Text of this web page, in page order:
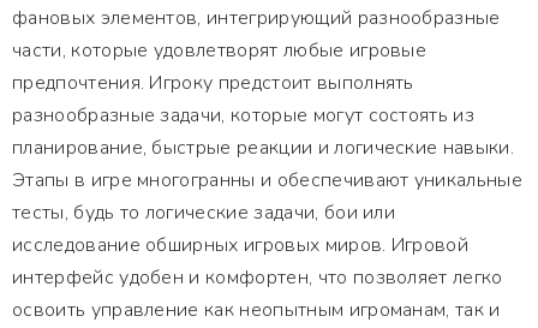
фановых элементов, интегрирующий разнообразные
части, которые удовлетворят любые игровые
предпочтения. Игроку предстоит выполнять
разнообразные задачи, которые могут состоять из
планирование, быстрые реакции и логические навыки.
Этапы в игре многогранны и обеспечивают уникальные
тесты, будь то логические задачи, бои или
исследование обширных игровых миров. Игровой
интерфейс удобен и комфортен, что позволяет легко
освоить управление как неопытным игроманам, так и